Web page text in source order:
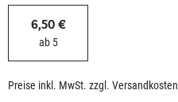
6,50 €
ab 5
Preise inkl. MwSt. zzgl. Versandkosten